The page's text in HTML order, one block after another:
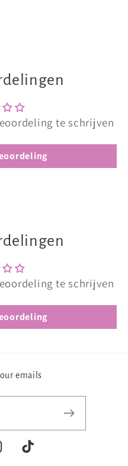
te schrijven
te schrijven
emails
TikTok